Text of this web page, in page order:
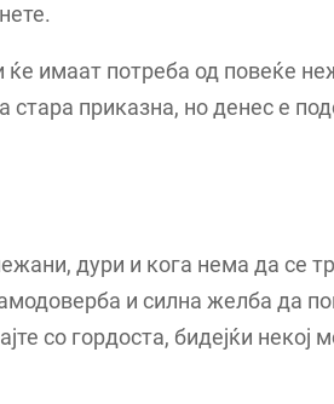
имаат потреба од повеќе
стара приказна, но денес е
дури и кога нема да се
и силна желба да
со гордоста, бидејќи некој